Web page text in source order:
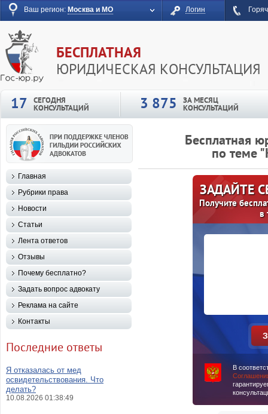
Ваш регион: Москва и МО Логин
БЕСПЛАТНАЯ
ЮРИДИЧЕСКАЯ КОНСУЛЬТАЦИЯ
17
СЕГОДНЯ
КОНСУЛЬТАЦИЙ 3 875 ЗА МЕСЯЦ
КОНСУЛЬТАЦИЙ
Бесплатная
по теме
ЗАДАЙТЕ
Получите
в
В
Главная
Рубрики права
Новости
Статьи
Лента ответов
Отзывы
Почему бесплатно?
Задать вопрос адвокату
Реклама на сайте
Контакты
Последние ответы
Я отказалась от мед
освидетельствования. Что
делать?
10.08.2026 01:38:49